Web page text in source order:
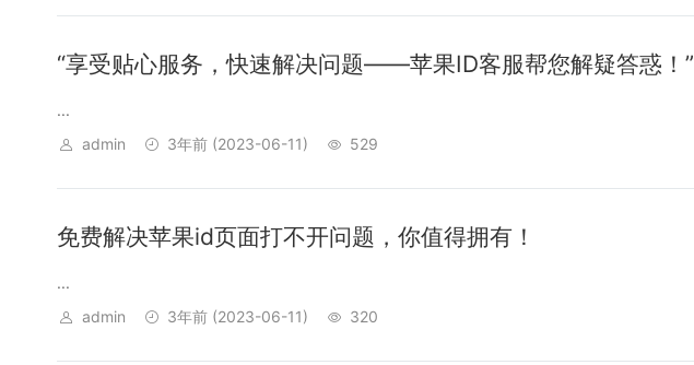
“享受贴心服务，快速解决问题——苹果ID客服帮您解疑答惑！”
...
admin
3年前 (2023-06-11) 529
免费解决苹果id页面打不开问题，你值得拥有！
...
admin
3年前 (2023-06-11) 320